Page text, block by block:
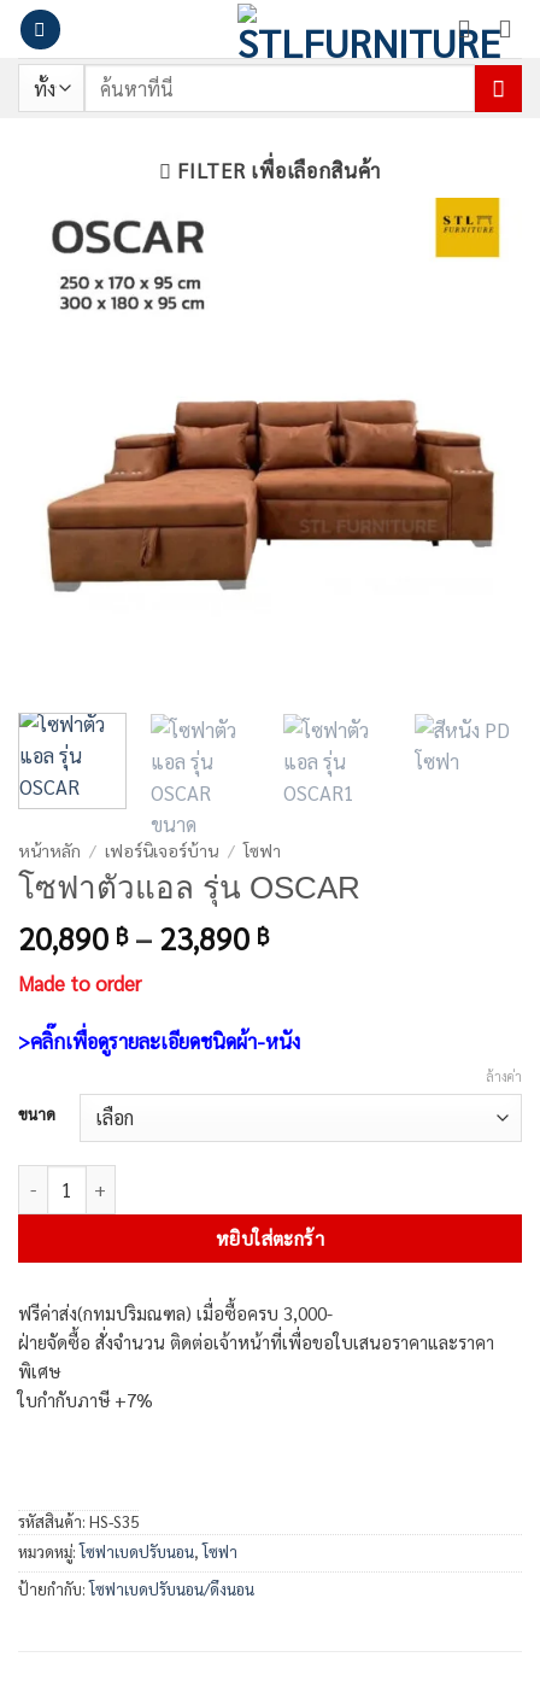
ข้าม
เนื้อหา
ค้นหา:
FILTER เพื่อเลือกสินค้า
หน้าหลัก / เฟอร์นิเจอร์บ้าน / โซฟา
โซฟาตัวแอล รุ่น OSCAR
20,890 ฿ – 23,890 ฿Price
through
23,890 ฿
Made to order
>คลิ๊กเพื่อดูรายละเอียดชนิดผ้า-หนัง
ขนาด
ล้างค่า
หยิบใส่ตะกร้า
ฟรีค่าส่ง(กทมปริมณฑล) เมื่อซื้อครบ 3,000-
ฝ่ายจัดซื้อ สั่งจำนวน ติดต่อเจ้าหน้าที่เพื่อขอใบเสนอราคาและราคา
พิเศษ
ใบกำกับภาษี +7%
รหัสสินค้า: HS-S35
หมวดหมู่: โซฟาเบดปรับนอน, โซฟา
ป้ายกำกับ: โซฟาเบดปรับนอน/ดึงนอน